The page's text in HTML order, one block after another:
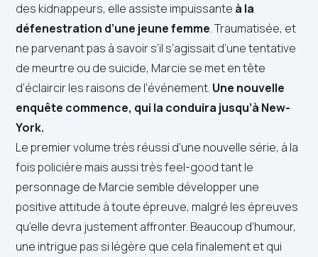
des kidnappeurs, elle assiste impuissante à la
défenestration d’une jeune femme. Traumatisée, et
ne parvenant pas à savoir s’il s’agissait d’une tentative
de meurtre ou de suicide, Marcie se met en tête
d’éclaircir les raisons de l’événement. Une nouvelle
enquête commence, qui la conduira jusqu’à New-
York.
Le premier volume très réussi d’une nouvelle série, à la
fois policière mais aussi très feel-good tant le
personnage de Marcie semble développer une
positive attitude à toute épreuve, malgré les épreuves
qu’elle devra justement affronter. Beaucoup d’humour,
une intrigue pas si légère que cela finalement et qui